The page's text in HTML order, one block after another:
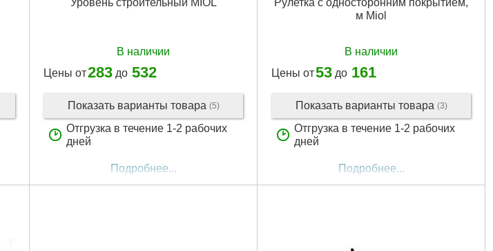
В наличии
Цены от283 до 532
Показать варианты товара (5)
Отгрузка в течение 1-2 рабочих
дней
Подробнее...
м Miol
В наличии
Цены от53 до 161
Показать варианты товара (3)
Отгрузка в течение 1-2 рабочих
дней
Подробнее...